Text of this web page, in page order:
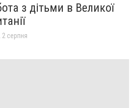
з дітьми в Великої
2 серпня